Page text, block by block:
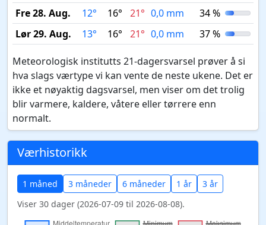
Fre 28. Aug.
12° 16° 21° 0,0 mm
34 %
Lør 29. Aug.
13° 16° 21° 0,0 mm 37 %
Meteorologisk institutts 21-dagersvarsel prøver å si
hva slags værtype vi kan vente de neste ukene. Det er
ikke et nøyaktig dagsvarsel, men viser om det trolig
blir varmere, kaldere, våtere eller tørrere enn
normalt.
Værhistorikk
1 måned 3 måneder 6 måneder 1 år
3 år
Viser 30 dager (2026-07-09 til 2026-08-08).